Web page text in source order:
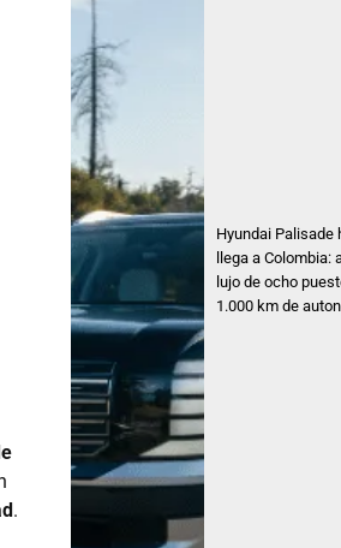
.
Hyundai Palisade
llega a Colombia:
lujo de ocho
1.000 km de